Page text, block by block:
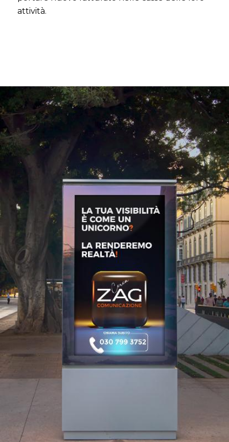
attività.